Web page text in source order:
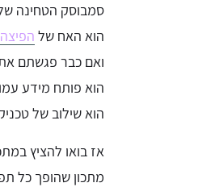
סמבוסק הטחינה
הוא האח של
ואם כבר פגשתם
הוא פותח מידע
הוא שילוב של
אז בואו להציץ
מתכון שהופך כל